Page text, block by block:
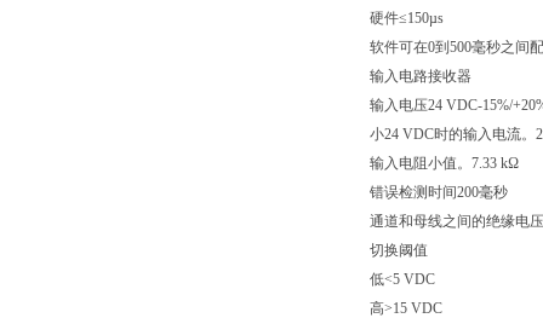
硬件≤150µs
软件可在0到500毫秒之间
输入电路接收器
输入电压24 VDC-15%/
小24 VDC时的输入电流。
输入电阻小值。7.33 kΩ
错误检测时间200毫秒
通道和母线之间的绝缘电
切换阈值
低<5 VDC
高>15 VDC